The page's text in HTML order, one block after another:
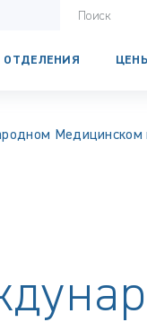
ОТДЕЛЕНИЯ ЦЕНЫ
Медицинском